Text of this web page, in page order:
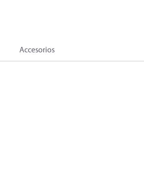
Accesorios